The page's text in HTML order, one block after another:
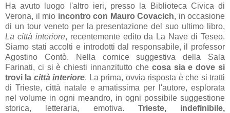
Ha avuto luogo l'altro ieri, presso la Biblioteca Civica di
Verona, il mio incontro con Mauro Covacich, in occasione
di un tour veneto per la presentazione del suo ultimo libro,
La città interiore, recentemente edito da La Nave di Teseo.
Siamo stati accolti e introdotti dal responsabile, il professor
Agostino Contò. Nella cornice suggestiva della Sala
Farinati, ci si è chiesti innanzitutto che cosa sia e dove si
trovi la città interiore. La prima, ovvia risposta è che si tratti
di Trieste, città natale e amatissima per l'autore, esplorata
nel volume in ogni meandro, in ogni possibile suggestione
storica, letteraria, emotiva. Trieste, indefinibile,